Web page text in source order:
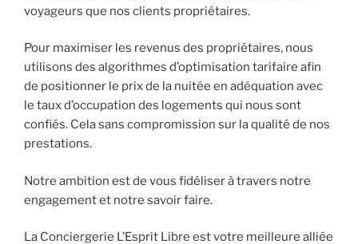
voyageurs que nos clients propriétaires.
Pour maximiser les revenus des propriétaires, nous
utilisons des algorithmes d’optimisation tarifaire afin
de positionner le prix de la nuitée en adéquation avec
le taux d’occupation des logements qui nous sont
confiés. Cela sans compromission sur la qualité de nos
prestations.
Notre ambition est de vous fidéliser à travers notre
engagement et notre savoir faire.
La Conciergerie L’Esprit Libre est votre meilleure alliée